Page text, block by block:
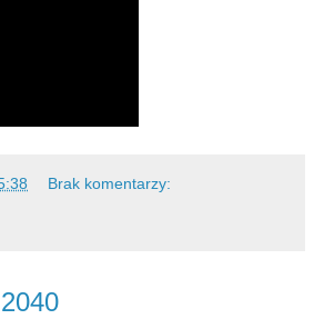
Brak komentarzy: